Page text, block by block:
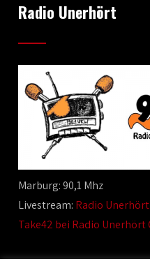
Radio Unerhört
Marburg: 90,1 Mhz
Livestream: Radio Unerhört
Take42 bei Radio Unerhört